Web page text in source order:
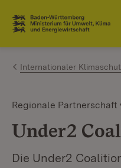
Zum Inhalt springen
Link zur Startseite
Internationaler
Regionale
Under2
Die Under2